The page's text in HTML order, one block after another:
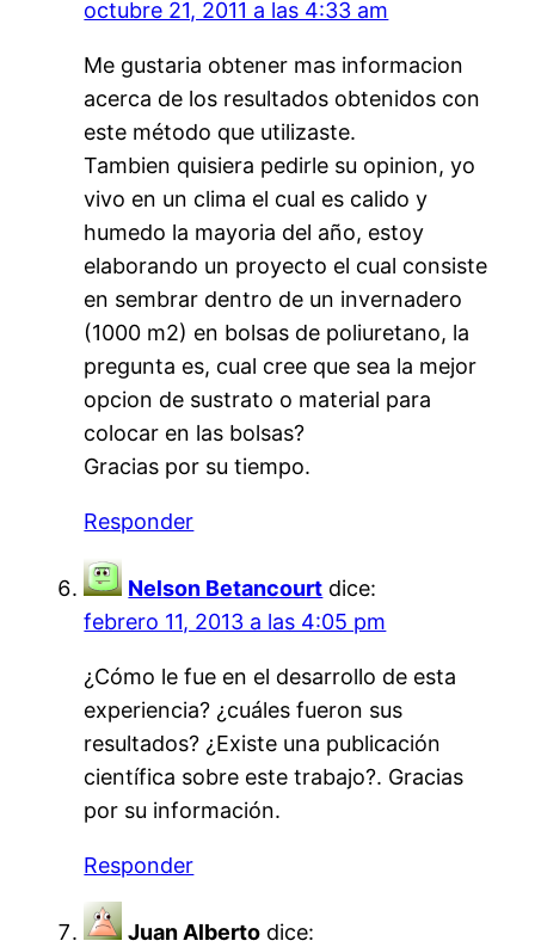
octubre 21, 2011 a las 4:33 am
Me gustaria obtener mas informacion
acerca de los resultados obtenidos con
este método que utilizaste.
Tambien quisiera pedirle su opinion, yo
vivo en un clima el cual es calido y
humedo la mayoria del año, estoy
elaborando un proyecto el cual consiste
en sembrar dentro de un invernadero
(1000 m2) en bolsas de poliuretano, la
pregunta es, cual cree que sea la mejor
opcion de sustrato o material para
colocar en las bolsas?
Gracias por su tiempo.
Responder
Nelson Betancourt dice:
febrero 11, 2013 a las 4:05 pm
¿Cómo le fue en el desarrollo de esta
experiencia? ¿cuáles fueron sus
resultados? ¿Existe una publicación
científica sobre este trabajo?. Gracias
por su información.
Responder
Juan Alberto dice: